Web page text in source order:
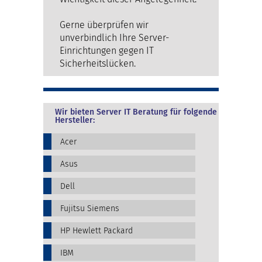
Gerne überprüfen wir
unverbindlich Ihre Server-
Einrichtungen gegen IT
Sicherheitslücken.
Wir bieten Server IT Beratung für folgende
Hersteller:
Acer
Asus
Dell
Fujitsu Siemens
HP Hewlett Packard
IBM